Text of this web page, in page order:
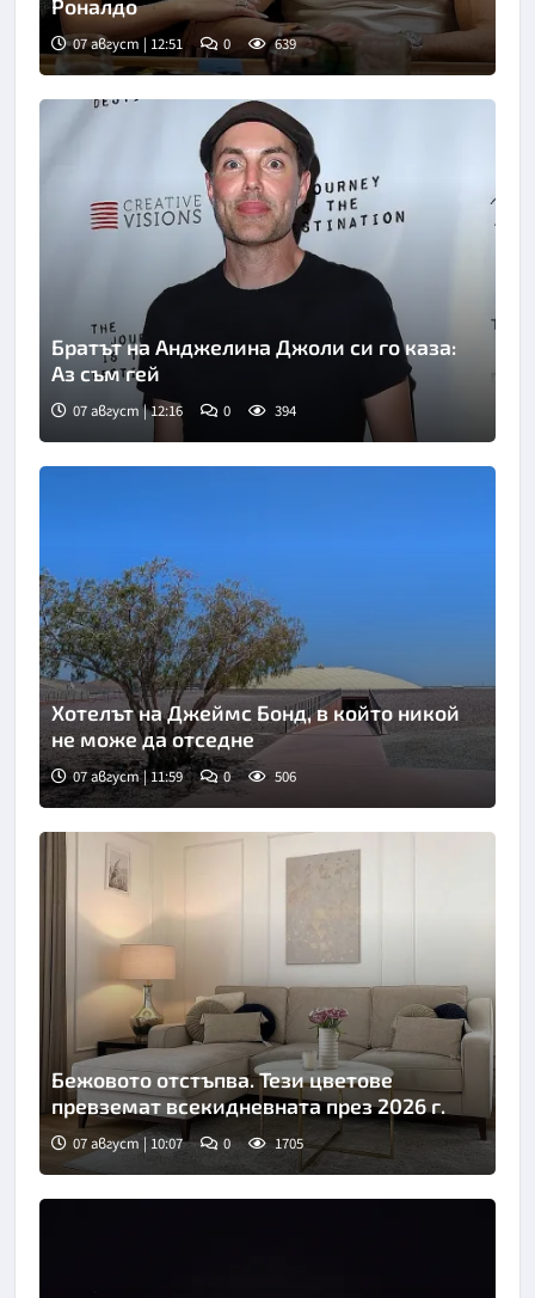
Роналдо
07 август | 12:51 0 639
Братът на Анджелина Джоли си го каза:
Аз съм гей
07 август | 12:16 0 394
Хотелът на Джеймс Бонд, в който никой
не може да отседне
07 август | 11:59 0 506
Бежовото отстъпва. Тези цветове
превземат всекидневната през 2026 г.
07 август | 10:07 0 1705